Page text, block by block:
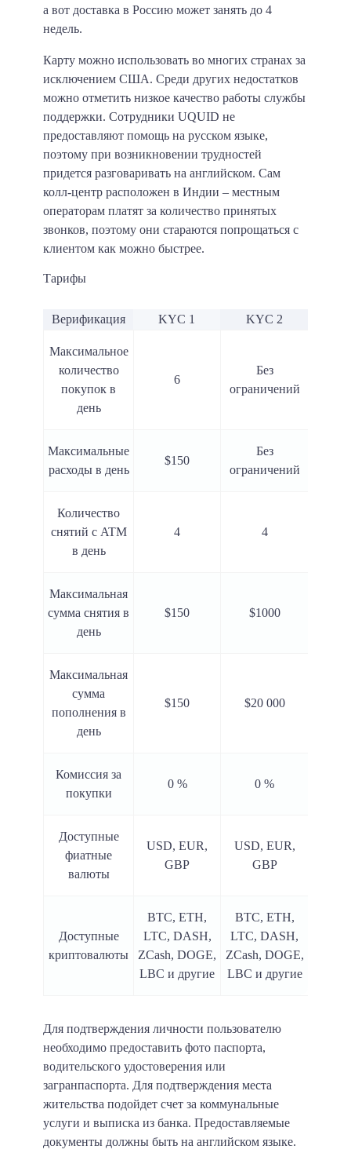
а вот доставка в Россию может занять до 4
недель.
Карту можно использовать во многих странах за
исключением США. Среди других недостатков
можно отметить низкое качество работы службы
поддержки. Сотрудники UQUID не
предоставляют помощь на русском языке,
поэтому при возникновении трудностей
придется разговаривать на английском. Сам
колл-центр расположен в Индии – местным
операторам платят за количество принятых
звонков, поэтому они стараются попрощаться с
клиентом как можно быстрее.
Тарифы
Верификация KYC 1 KYC 2
Максимальное
количество
покупок в
день
6
Без
ограничений
Максимальные
расходы в день
$150
Без
ограничений
Количество
снятий с ATM
в день
4 4
Максимальная
сумма снятия в
день
$150 $1000
Максимальная
сумма
пополнения в
день
$150 $20 000
Комиссия за
покупки
0 % 0 %
Доступные
фиатные
валюты
USD, EUR,
GBP
USD, EUR,
GBP
Доступные
криптовалюты
BTC, ETH,
LTC, DASH,
ZCash, DOGE,
LBC и другие
BTC, ETH,
LTC, DASH,
ZCash, DOGE,
LBC и другие
Для подтверждения личности пользователю
необходимо предоставить фото паспорта,
водительского удостоверения или
загранпаспорта. Для подтверждения места
жительства подойдет счет за коммунальные
услуги и выписка из банка. Предоставляемые
документы должны быть на английском языке.